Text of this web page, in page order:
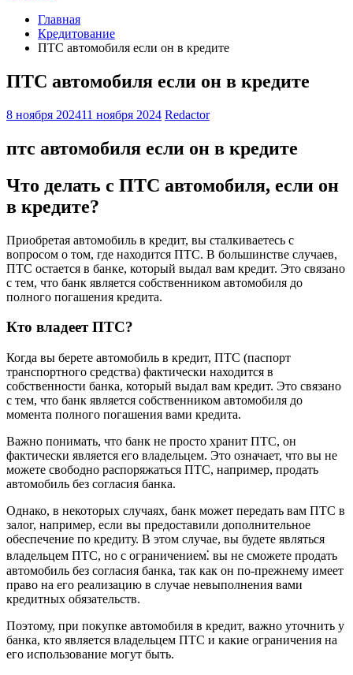
Главная
Кредитование
ПТС автомобиля если он в кредите
ПТС автомобиля если он в кредите
8 ноября 202411 ноября 2024 Redactor
птс автомобиля если он в кредите
Что делать с ПТС автомобиля, если он
в кредите?
Приобретая автомобиль в кредит, вы сталкиваетесь с
вопросом о том, где находится ПТС. В большинстве случаев,
ПТС остается в банке, который выдал вам кредит. Это связано
с тем, что банк является собственником автомобиля до
полного погашения кредита.
Кто владеет ПТС?
Когда вы берете автомобиль в кредит, ПТС (паспорт
транспортного средства) фактически находится в
собственности банка, который выдал вам кредит. Это связано
с тем, что банк является собственником автомобиля до
момента полного погашения вами кредита.
Важно понимать, что банк не просто хранит ПТС, он
фактически является его владельцем. Это означает, что вы не
можете свободно распоряжаться ПТС, например, продать
автомобиль без согласия банка.
Однако, в некоторых случаях, банк может передать вам ПТС в
залог, например, если вы предоставили дополнительное
обеспечение по кредиту. В этом случае, вы будете являться
владельцем ПТС, но с ограничением⁚ вы не сможете продать
автомобиль без согласия банка, так как он по-прежнему имеет
право на его реализацию в случае невыполнения вами
кредитных обязательств.
Поэтому, при покупке автомобиля в кредит, важно уточнить у
банка, кто является владельцем ПТС и какие ограничения на
его использование могут быть.